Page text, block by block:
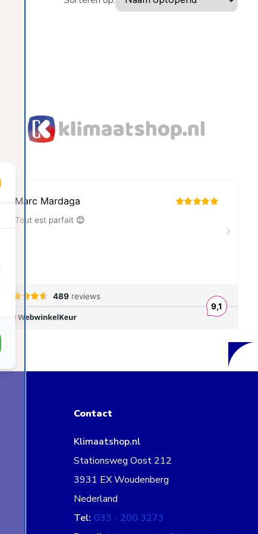
Contact
Klimaatshop.nl
Stationsweg Oost 212
3931 EX Woudenberg
Nederland
Tel: 033 - 200 3273